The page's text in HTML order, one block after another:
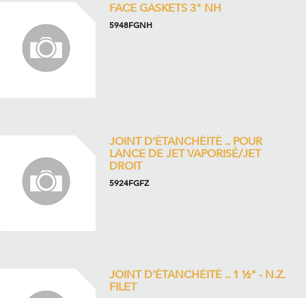
FACE GASKETS 3" NH
5948FGNH
JOINT D'ÉTANCHÉITÉ .. POUR
LANCE DE JET VAPORISÉ/JET
DROIT
5924FGFZ
JOINT D'ÉTANCHÉITÉ .. 1 ½" - N.Z.
FILET